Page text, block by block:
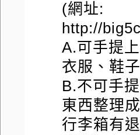
(網址:
http://
A.可手提
衣服、鞋
B.不可手
東西整理
行李箱有